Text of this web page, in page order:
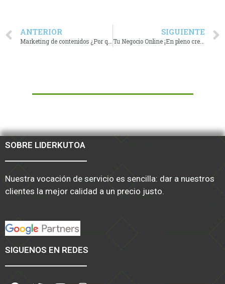
ANTERIOR SIGUIENTE
Tu Negocio Online ¡En pleno crecimiento!
SOBRE LIDERKUTOA
Nuestra vocación de servicio es sencilla: dar a nuestros
clientes la mejor calidad a un precio justo.
SIGUENOS EN REDES